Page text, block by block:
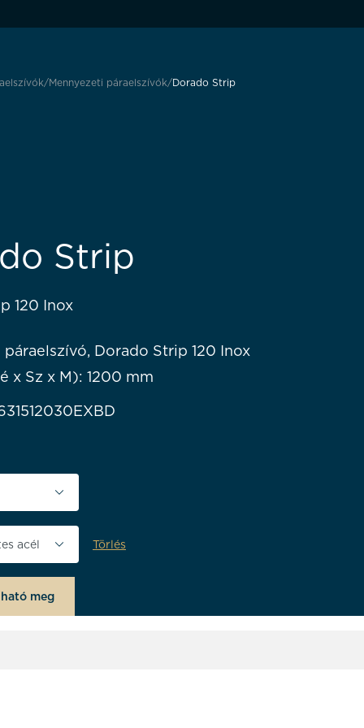
Mennyezeti páraelszívók Dorado Strip
Strip
120 Inox
Dorado Strip 120 Inox
x Sz x M): 1200 mm
(mm)
Törlés
meg